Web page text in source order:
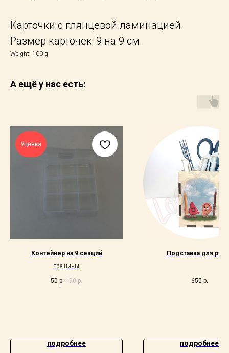
Карточки с глянцевой ламинацией.
Размер карточек: 9 на 9 см.
Weight: 100 g
А ещё у нас есть:
Уценка
Контейнер на 9 секций
трещины
50 р. 190 р.
подробнее
Подставка для
650 р.
подробнее